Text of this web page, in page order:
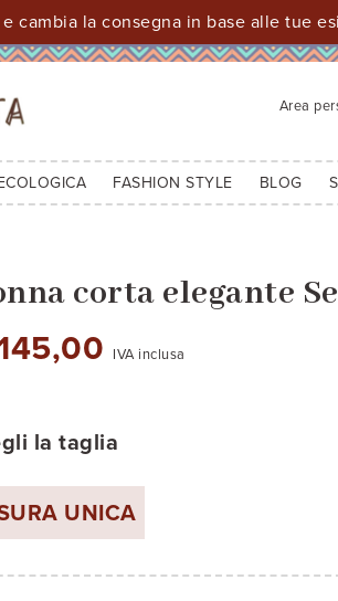
cambia la consegna in base alle tue
Area
FASHION STYLE BLOG
corta elegante
IVA inclusa
la taglia
UNICA